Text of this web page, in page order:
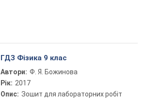
ГДЗ Фізика 9 клас
Автори: Ф. Я. Божинова
Рік: 2017
Опис:
Зошит для лабораторних робіт